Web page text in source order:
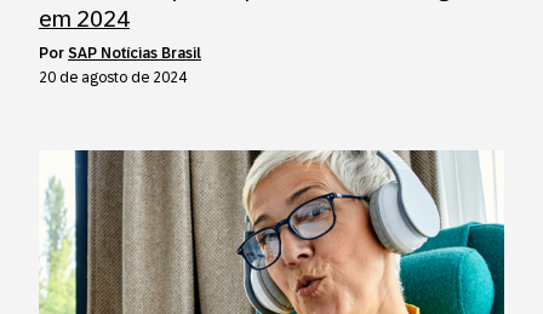
em 2024
por SAP Notícias Brasil
20 de agosto de 2024